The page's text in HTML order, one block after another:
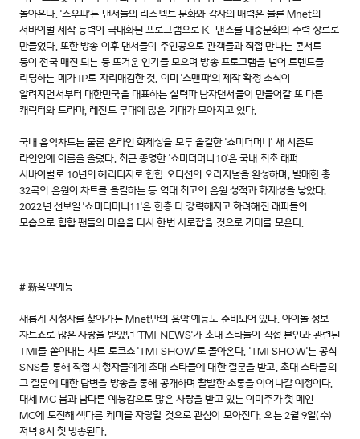
돌아온다. '스우파'는 댄서들의 리스펙트 문화와 각자의 매력은 물론 Mnet의
서바이벌 제작 능력이 극대화된 프로그램으로 K-댄스를 대중문화의 주력 장르로
만들었다. 또한 방송 이후 댄서들이 주인공으로 관객들과 직접 만나는 콘서트
등이 전국 매진 되는 등 뜨거운 인기를 모으며 방송 프로그램을 넘어 트렌드를
리딩하는 메가 IP로 자리매김한 것. 이미 '스맨파'의 제작 확정 소식이
알려지면서부터 대한민국을 대표하는 실력파 남자댄서들이 만들어갈 또 다른
캐릭터와 드라마, 레전드 무대에 많은 기대가 모아지고 있다.
국내 음악차트는 물론 온라인 화제성을 모두 올킬한 '쇼미더머니' 새 시즌도
라인업에 이름을 올렸다. 최근 종영한 '쇼미더머니10'은 국내 최초 래퍼
서바이벌로 10년의 헤리티지로 힙합 오디션의 오리지널을 완성하며, 발매한 총
32곡의 음원이 차트를 올킬하는 등 역대 최고의 음원 성적과 화제성을 낳았다.
2022년 선보일 '쇼미더머니11'은 한층 더 강력해지고 화려해진 래퍼들의
모습으로 힙합 팬들의 마음을 다시 한번 사로잡을 것으로 기대를 모은다.
# 新음악예능
새롭게 시청자를 찾아가는 Mnet만의 음악 예능도 준비되어 있다. 아이돌 정보
차트쇼로 많은 사랑을 받았던 'TMI NEWS'가 초대 스타들이 직접 본인과 관련된
TMI를 쏟아내는 차트 토크쇼 'TMI SHOW'로 돌아온다. 'TMI SHOW'는 공식
SNS를 통해 직접 시청자들에게 초대 스타들에 대한 질문을 받고, 초대 스타들의
그 질문에 대한 답변을 방송을 통해 공개하며 활발한 소통을 이어나갈 예정이다.
대세 MC 붐과 남다른 예능감으로 많은 사랑을 받고 있는 이미주가 첫 메인
MC에 도전해 색다른 케미를 자랑할 것으로 관심이 모아진다. 오는 2월 9일(수)
저녁 8시 첫 방송된다.